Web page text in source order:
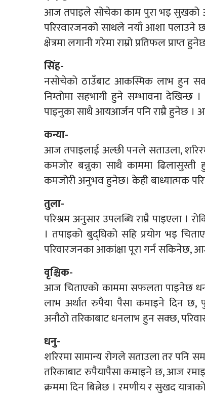
आज तपाइले सोचेका काम पुरा भइ सुखको
परिरवारजनको साथले नयाँ आशा पलाउने
क्षेत्रमा लगानी गरेमा राम्रो प्रतिफल
सिंह-
नसोचेको ठाउँबाट आकस्मिक लाभ हुन
निम्तोमा सहभागी हुने सम्भावना देखिन्छ
पाइनुका साथै आयआर्जन पनि राम्रै हुनेछ ।
कन्या-
आज तपाइलाई अल्छी पनले सताउला,
कमजोर बन्नुका साथै काममा ढिलासुस्ती
कमजोरी अनुभव हुनेछ। केही बाध्यात्मक
तुला-
परिश्रम अनुसार उपलब्धि राम्रै पाइएला
। तपाइको बुद्घिको सहि प्रयोग भइ
परिवारजनका आकांक्षा पूरा गर्न
वृश्चिक-
आज चिताएको काममा सफलता पाइनेछ
लाभ अर्थात रुपैया पैसा कमाइने दिन
अनौठो तरिकाबाट धनलाभ हुन सक्छ,
धनु-
शरिरमा सामान्य रोगले सताउला तर पनि
तरिकाबाट रुपैयापैसा कमाइने छ, आज
क्रममा दिन बित्नेछ । रमणीय र सुखद